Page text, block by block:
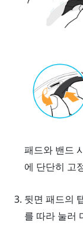
패드와 밴드
에 단단히 고
뒷면 패드의
를 따라 눌러